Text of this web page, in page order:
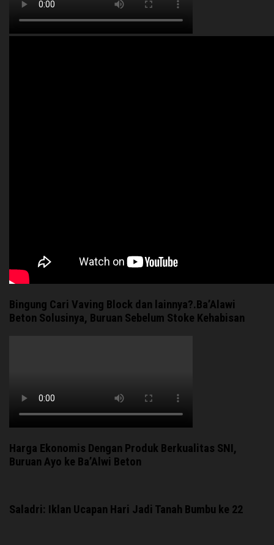
Bingung Cari Vaving Block dan lainnya?.Ba’Alawi
Beton Solusinya, Buruan Sebelum Stoke Kehabisan
Harga Ekonomis Dengan Produk Berkualitas SNI,
Buruan Ayo ke Ba’Alwi Beton
Saladri: Iklan Ucapan Hari Jadi Tanah Bumbu ke 22